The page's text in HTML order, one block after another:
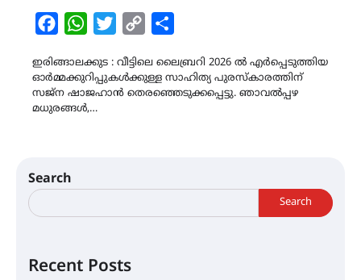
FacebookWhatsAppTwitterCopy
ഇരിങ്ങാലക്കുട : വീട്ടിലെ ലൈബ്രറി 2026 ൽ എർപ്പെടുത്തിയ
ഓർമ്മക്കുറിപ്പുകൾക്കുള്ള സാഹിത്യ പുരസ്കാരത്തിന്
സജ്ന ഷാജഹാൻ തെരഞ്ഞെടുക്കപ്പെട്ടു. ഞാവൽപ്പഴ
മധുരങ്ങൾ,…
Search
Search
Recent Posts